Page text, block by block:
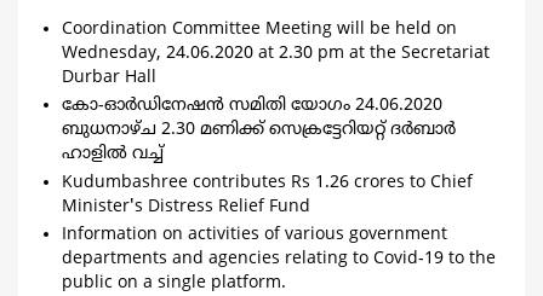
Coordination Committee Meeting will be held on
Wednesday, 24.06.2020 at 2.30 pm at the Secretariat
Durbar Hall
കോ-ഓര്‍ഡിനേഷന്‍ സമിതി യോഗം 24.06.2020
ബുധനാഴ്ച 2.30 മണിക്ക് സെക്രട്ടേറിയറ്റ് ദര്‍ബാര്‍
ഹാളില്‍ വച്ച്
Kudumbashree contributes Rs 1.26 crores to Chief
Minister's Distress Relief Fund
Information on activities of various government
departments and agencies relating to Covid-19 to the
public on a single platform.